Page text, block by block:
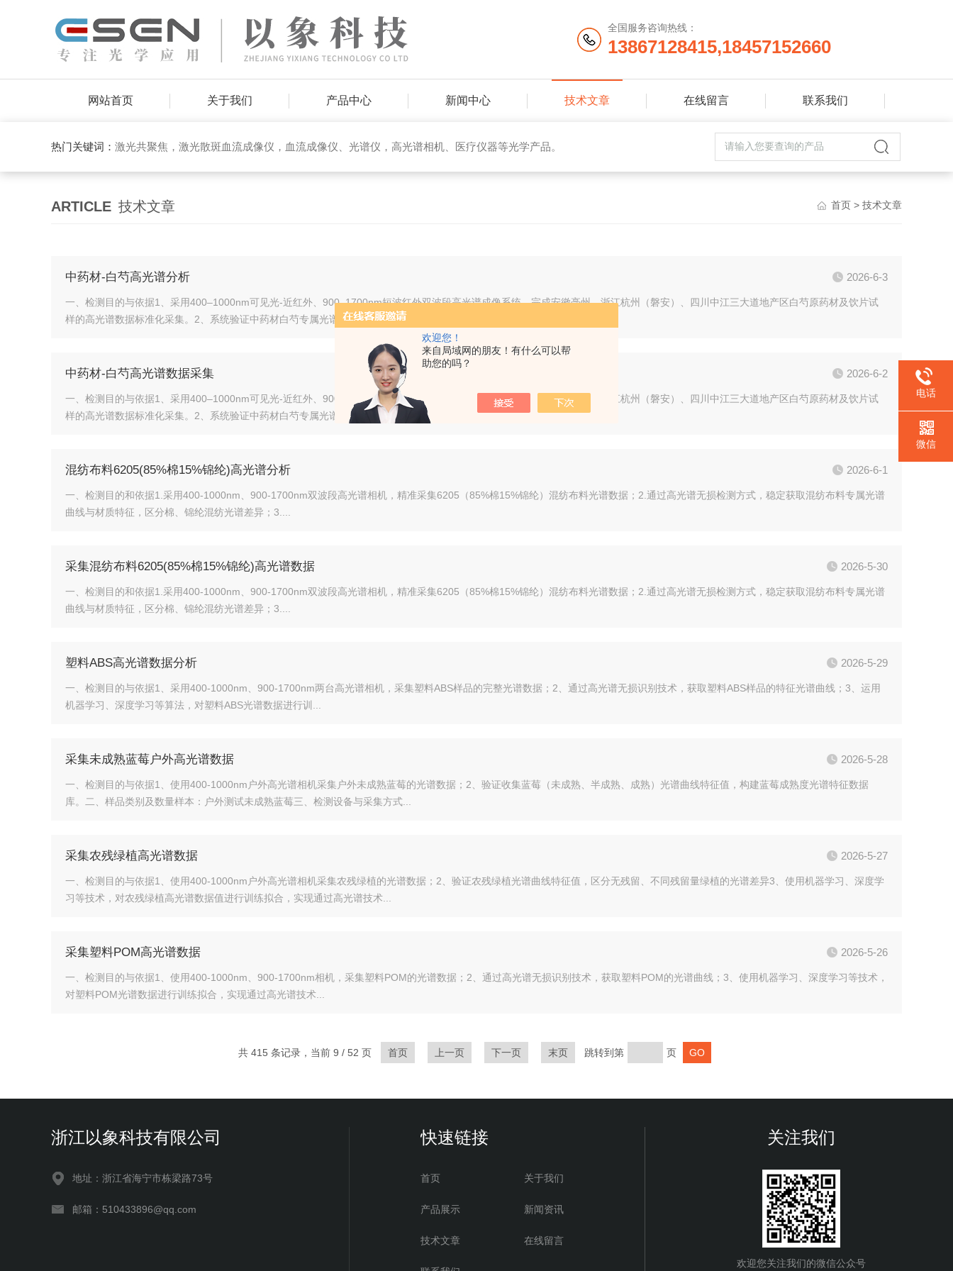
欢迎您！
来自局域网的朋友！有什么可以帮
助您的吗？
全国服务咨询热线：
13867128415,18457152660
网站首页 关于我们 产品中心 新闻中心 技术文章 在线留言 联系我们
热门关键词： 激光共聚焦，激光散斑血流成像仪，血流成像仪、光谱仪，高光谱相机、医疗仪器等光学产品。
ARTICLE 技术文章 首页 > 技术文章
中药材-白芍高光谱分析 2026-6-3
一、检测目的与依据1、采用400–1000nm可见光-近红外、900–1700nm短波红外双波段高光谱成像系统，完成安徽亳州、浙江杭州（磐安）、四川中江三大道地产区白芍原药材及饮片试
样的高光谱数据标准化采集。2、系统验证中药材白芍专属光谱曲...
中药材-白芍高光谱数据采集 2026-6-2
一、检测目的与依据1、采用400–1000nm可见光-近红外、900–1700nm短波红外双波段高光谱成像系统，完成安徽亳州、浙江杭州（磐安）、四川中江三大道地产区白芍原药材及饮片试
样的高光谱数据标准化采集。2、系统验证中药材白芍专属光谱曲...
混纺布料6205(85%棉15%锦纶)高光谱分析 2026-6-1
一、检测目的和依据1.采用400-1000nm、900-1700nm双波段高光谱相机，精准采集6205（85%棉15%锦纶）混纺布料光谱数据；2.通过高光谱无损检测方式，稳定获取混纺布料专属光谱
曲线与材质特征，区分棉、锦纶混纺光谱差异；3....
采集混纺布料6205(85%棉15%锦纶)高光谱数据 2026-5-30
一、检测目的和依据1.采用400-1000nm、900-1700nm双波段高光谱相机，精准采集6205（85%棉15%锦纶）混纺布料光谱数据；2.通过高光谱无损检测方式，稳定获取混纺布料专属光谱
曲线与材质特征，区分棉、锦纶混纺光谱差异；3....
塑料ABS高光谱数据分析 2026-5-29
一、检测目的与依据1、采用400-1000nm、900-1700nm两台高光谱相机，采集塑料ABS样品的完整光谱数据；2、通过高光谱无损识别技术，获取塑料ABS样品的特征光谱曲线；3、运用
机器学习、深度学习等算法，对塑料ABS光谱数据进行训...
采集未成熟蓝莓户外高光谱数据 2026-5-28
一、检测目的与依据1、使用400-1000nm户外高光谱相机采集户外未成熟蓝莓的光谱数据；2、验证收集蓝莓（未成熟、半成熟、成熟）光谱曲线特征值，构建蓝莓成熟度光谱特征数据
库。二、样品类别及数量样本：户外测试未成熟蓝莓三、检测设备与采集方式...
采集农残绿植高光谱数据 2026-5-27
一、检测目的与依据1、使用400-1000nm户外高光谱相机采集农残绿植的光谱数据；2、验证农残绿植光谱曲线特征值，区分无残留、不同残留量绿植的光谱差异3、使用机器学习、深度学
习等技术，对农残绿植高光谱数据值进行训练拟合，实现通过高光谱技术...
采集塑料POM高光谱数据 2026-5-26
一、检测目的与依据1、使用400-1000nm、900-1700nm相机，采集塑料POM的光谱数据；2、通过高光谱无损识别技术，获取塑料POM的光谱曲线；3、使用机器学习、深度学习等技术，
对塑料POM光谱数据进行训练拟合，实现通过高光谱技术...
共 415 条记录，当前 9 / 52 页 首页 上一页 下一页 末页 跳转到第 页
浙江以象科技有限公司
地址：浙江省海宁市栋梁路73号
邮箱：510433896@qq.com
快速链接
首页 关于我们
产品展示 新闻资讯
技术文章 在线留言
关注我们
欢迎您关注我们的微信公众号
电话
微信